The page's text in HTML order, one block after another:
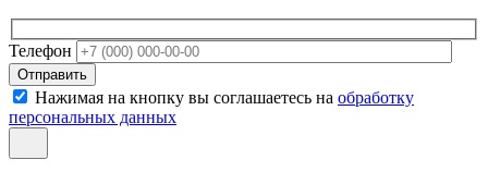
Телефон
Отправить
Нажимая на кнопку вы соглашаетесь на обработку
персональных данных